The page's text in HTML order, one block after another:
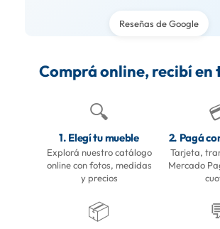
Reseñas de Google
Comprá online, recibí en
🔍
1. Elegí tu mueble
Explorá nuestro catálogo
online con fotos, medidas
y precios
2. Pagá
Tarjeta,
Mercado
📦